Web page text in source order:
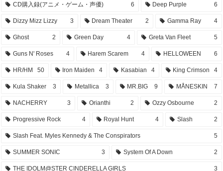
CD購入録(アニメ・ゲーム・声優) 6 Deep Purple 6
Dizzy Mizz Lizzy 3 Dream Theater 2 Gamma Ray 4
Ghost 2 Green Day 4 Greta Van Fleet 5
Guns N' Roses 4 Harem Scarem 4 HELLOWEEN 6
HR/HM 50 Iron Maiden 4 Kasabian 4 King Crimson 4
Kula Shaker 3 Metallica 3 MR.BIG 9 MÅNESKIN 7
NACHERRY 3 Orianthi 2 Ozzy Osbourne 2
Progressive Rock 4 Royal Hunt 4 Slash 2
Slash Feat. Myles Kennedy & The Conspirators 5
SUMMER SONIC 3 System Of A Down 2
THE IDOLM@STER CINDERELLA GIRLS 3